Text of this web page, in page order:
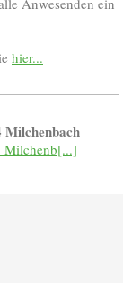
hier...
Milchenbach